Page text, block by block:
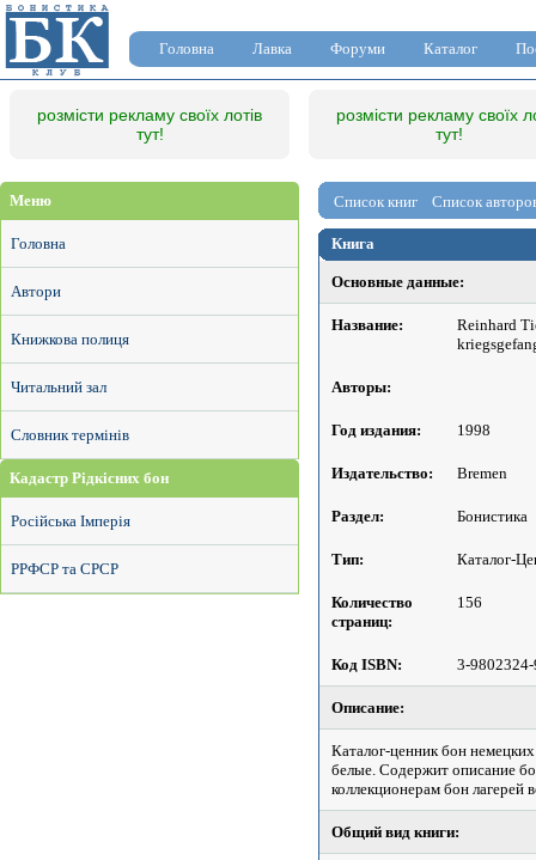
Головна Лавка Форуми Каталог
розмісти рекламу своїх лотів
тут!
розмісти рекламу своїх
тут!
Меню
Головна
Автори
Книжкова полиця
Читальний зал
Словник термінів
Кадастр Рідкісних бон
Російська Імперія
РРФСР та СРСР
Список книг Список
Книга
Основные данные:
Название:
Reinhard
Авторы:
Год издания: 1998
Издательство: Bremen
Раздел: Бонистика
Тип: Каталог-
Количество
страниц:
156
Код ISBN: 3-
Описание:
Каталог-ценник бон
белые. Содержит описание
коллекционерам бон лагерей
Общий вид книги: